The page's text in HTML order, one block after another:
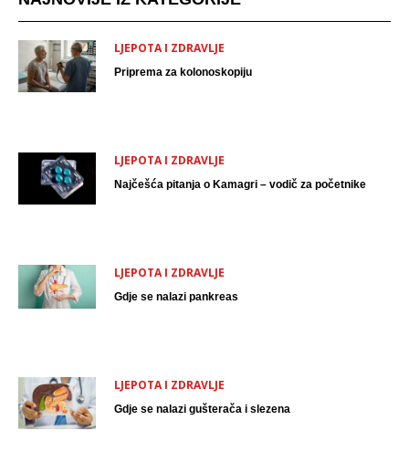
LJEPOTA I ZDRAVLJE
Priprema za kolonoskopiju
LJEPOTA I ZDRAVLJE
Najčešća pitanja o Kamagri – vodič za početnike
LJEPOTA I ZDRAVLJE
Gdje se nalazi pankreas
LJEPOTA I ZDRAVLJE
Gdje se nalazi gušterača i slezena